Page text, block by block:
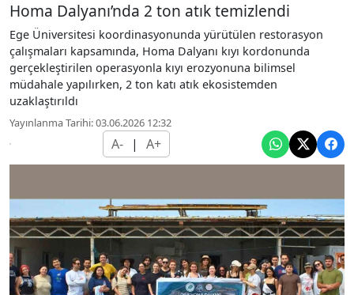
Homa Dalyanı’nda 2 ton atık temizlendi
Ege Üniversitesi koordinasyonunda yürütülen restorasyon
çalışmaları kapsamında, Homa Dalyanı kıyı kordonunda
gerçekleştirilen operasyonla kıyı erozyonuna bilimsel
müdahale yapılırken, 2 ton katı atık ekosistemden
uzaklaştırıldı
Yayınlanma Tarihi: 03.06.2026 12:32
A- | A+